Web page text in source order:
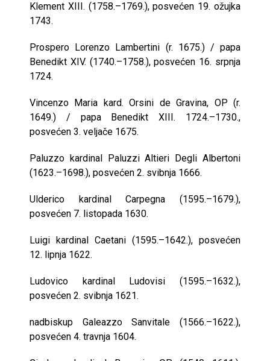
Klement XIII. (1758.–1769.), posvećen 19. ožujka
1743.
Prospero Lorenzo Lambertini (r. 1675.) / papa
Benedikt XIV. (1740.–1758.), posvećen 16. srpnja
1724.
Vincenzo Maria kard. Orsini de Gravina, OP (r.
1649.) / papa Benedikt XIII. 1724.–1730.,
posvećen 3. veljače 1675.
Paluzzo kardinal Paluzzi Altieri Degli Albertoni
(1623.–1698.), posvećen 2. svibnja 1666.
Ulderico kardinal Carpegna (1595.–1679.),
posvećen 7. listopada 1630.
Luigi kardinal Caetani (1595.–1642.), posvećen
12. lipnja 1622.
Ludovico kardinal Ludovisi (1595.–1632.),
posvećen 2. svibnja 1621.
nadbiskup Galeazzo Sanvitale (1566.–1622.),
posvećen 4. travnja 1604.